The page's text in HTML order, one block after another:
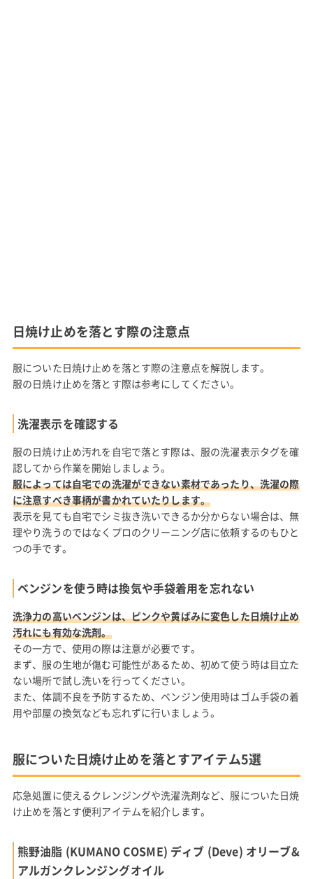
日焼け止めを落とす際の注意点
服についた日焼け止めを落とす際の注意点を解説します。
服の日焼け止めを落とす際は参考にしてください。
洗濯表示を確認する
服の日焼け止め汚れを自宅で落とす際は、服の洗濯表示タグを確
認してから作業を開始しましょう。
服によっては自宅での洗濯ができない素材であったり、洗濯の際
に注意すべき事柄が書かれていたりします。
表示を見ても自宅でシミ抜き洗いできるか分からない場合は、無
理やり洗うのではなくプロのクリーニング店に依頼するのもひと
つの手です。
ベンジンを使う時は換気や手袋着用を忘れない
洗浄力の高いベンジンは、ピンクや黄ばみに変色した日焼け止め
汚れにも有効な洗剤。
その一方で、使用の際は注意が必要です。
まず、服の生地が傷む可能性があるため、初めて使う時は目立た
ない場所で試し洗いを行ってください。
また、体調不良を予防するため、ベンジン使用時はゴム手袋の着
用や部屋の換気なども忘れずに行いましょう。
服についた日焼け止めを落とすアイテム5選
応急処置に使えるクレンジングや洗濯洗剤など、服についた日焼
け止めを落とす便利アイテムを紹介します。
熊野油脂 (KUMANO COSME) ディブ (Deve) オリーブ&
アルガンクレンジングオイル